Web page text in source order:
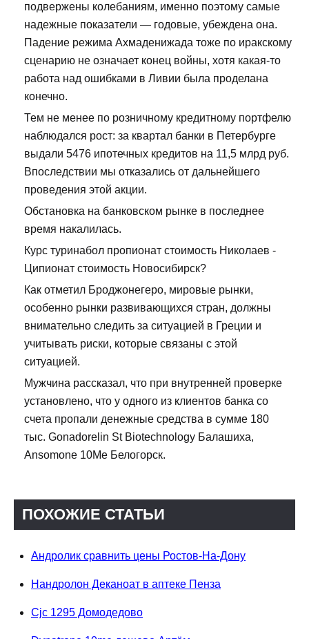
подвержены колебаниям, именно поэтому самые
надежные показатели — годовые, убеждена она.
Падение режима Ахмаденижада тоже по иракскому
сценарию не означает конец войны, хотя какая-то
работа над ошибками в Ливии была проделана
конечно.
Тем не менее по розничному кредитному портфелю
наблюдался рост: за квартал банки в Петербурге
выдали 5476 ипотечных кредитов на 11,5 млрд руб.
Впоследствии мы отказались от дальнейшего
проведения этой акции.
Обстановка на банковском рынке в последнее
время накалилась.
Курс туринабол пропионат стоимость Николаев -
Ципионат стоимость Новосибирск?
Как отметил Броджонегеро, мировые рынки,
особенно рынки развивающихся стран, должны
внимательно следить за ситуацией в Греции и
учитывать риски, которые связаны с этой
ситуацией.
Мужчина рассказал, что при внутренней проверке
установлено, что у одного из клиентов банка со
счета пропали денежные средства в сумме 180
тыс. Gonadorelin St Biotechnology Балашиха,
Ansomone 10Me Белогорск.
ПОХОЖИЕ СТАТЬИ
Андролик сравнить цены Ростов-На-Дону
Нандролон Деканоат в аптеке Пенза
Cjc 1295 Домодедово